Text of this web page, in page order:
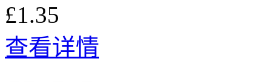
£1.35
查看详情